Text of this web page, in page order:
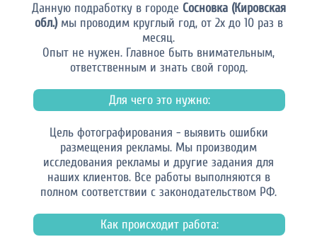
Данную подработку в городе Сосновка (Кировская
обл.)мы проводим круглый год, от 2х до 10 раз в
месяц.
Опыт не нужен. Главное быть внимательным,
ответственным и знать свой город.
Для чего это нужно:
Цель фотографирования - выявить ошибки
размещения рекламы. Мы производим
исследования рекламы и другие задания для
наших клиентов. Все работы выполняются в
полном соответствии с законодательством РФ.
Как происходит работа: